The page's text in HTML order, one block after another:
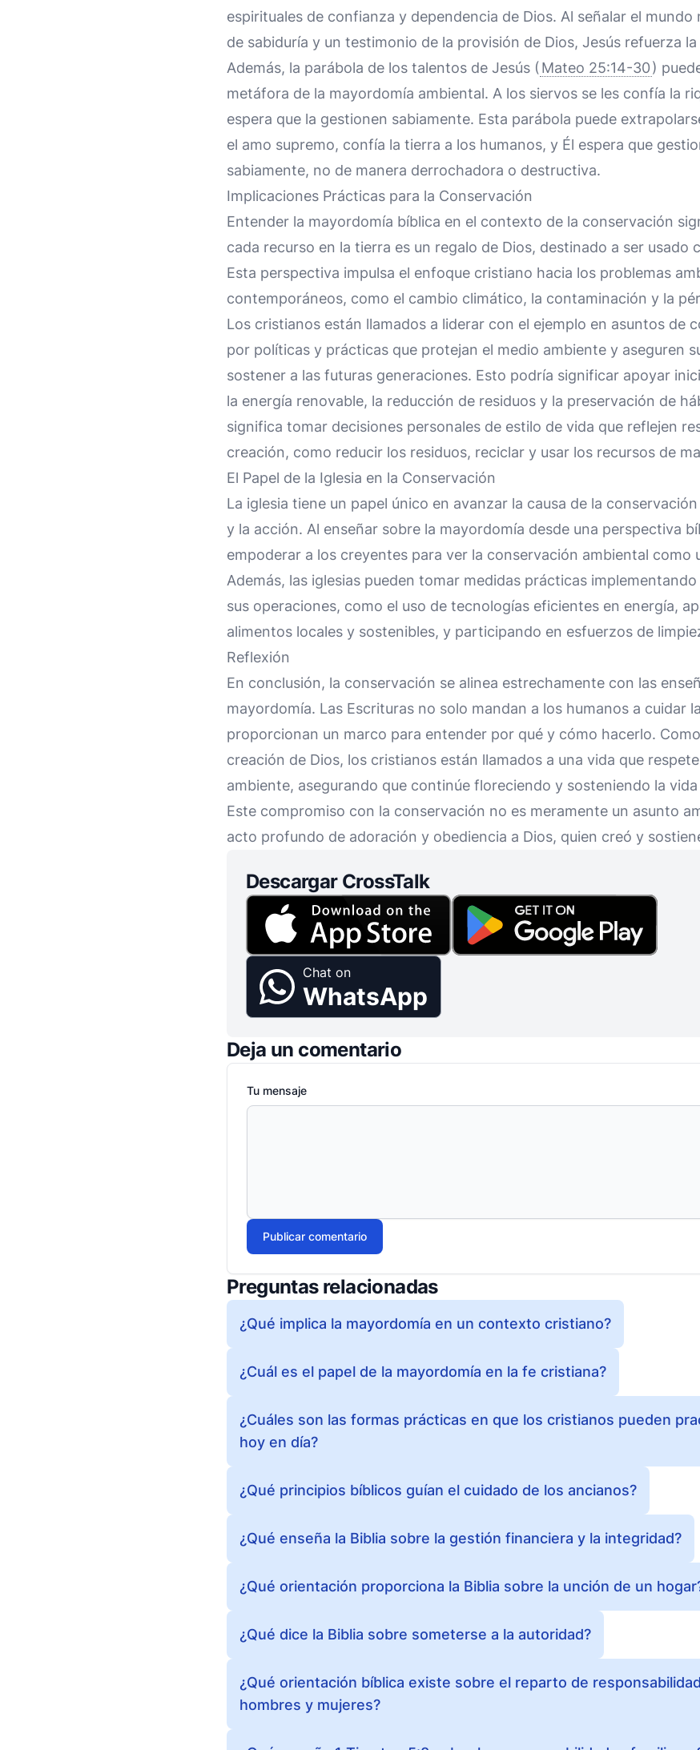
espirituales de confianza y dependencia de Dios. Al señalar el
de sabiduría y un testimonio de la provisión de Dios, Jesús refuerza
Además, la parábola de los talentos de Jesús ( Mateo 25:14-30)
metáfora de la mayordomía ambiental. A los siervos se les confía la
espera que la gestionen sabiamente. Esta parábola puede
el amo supremo, confía la tierra a los humanos, y Él espera que
sabiamente, no de manera derrochadora o destructiva.
Implicaciones Prácticas para la Conservación
Entender la mayordomía bíblica en el contexto de la conservación
cada recurso en la tierra es un regalo de Dios, destinado a ser usado
Esta perspectiva impulsa el enfoque cristiano hacia los problemas
contemporáneos, como el cambio climático, la contaminación y la
Los cristianos están llamados a liderar con el ejemplo en asuntos de
por políticas y prácticas que protejan el medio ambiente y aseguren
sostener a las futuras generaciones. Esto podría significar apoyar
la energía renovable, la reducción de residuos y la preservación de
significa tomar decisiones personales de estilo de vida que reflejen
creación, como reducir los residuos, reciclar y usar los recursos de
El Papel de la Iglesia en la Conservación
La iglesia tiene un papel único en avanzar la causa de la
y la acción. Al enseñar sobre la mayordomía desde una perspectiva
empoderar a los creyentes para ver la conservación ambiental como
Además, las iglesias pueden tomar medidas prácticas
sus operaciones, como el uso de tecnologías eficientes en energía,
alimentos locales y sostenibles, y participando en esfuerzos de
Reflexión
En conclusión, la conservación se alinea estrechamente con las
mayordomía. Las Escrituras no solo mandan a los humanos a cuidar
proporcionan un marco para entender por qué y cómo hacerlo.
creación de Dios, los cristianos están llamados a una vida que
ambiente, asegurando que continúe floreciendo y sosteniendo la
Este compromiso con la conservación no es meramente un asunto
acto profundo de adoración y obediencia a Dios, quien creó y
Descargar CrossTalk
Chat on
WhatsApp
Deja un comentario
Tu mensaje
Publicar comentario
Preguntas relacionadas
¿Qué implica la mayordomía en un contexto cristiano?
¿Cuál es el papel de la mayordomía en la fe cristiana?
¿Cuáles son las formas prácticas en que los cristianos pueden
hoy en día?
¿Qué principios bíblicos guían el cuidado de los ancianos?
¿Qué enseña la Biblia sobre la gestión financiera y la integridad?
¿Qué orientación proporciona la Biblia sobre la unción de un
¿Qué dice la Biblia sobre someterse a la autoridad?
¿Qué orientación bíblica existe sobre el reparto de
hombres y mujeres?